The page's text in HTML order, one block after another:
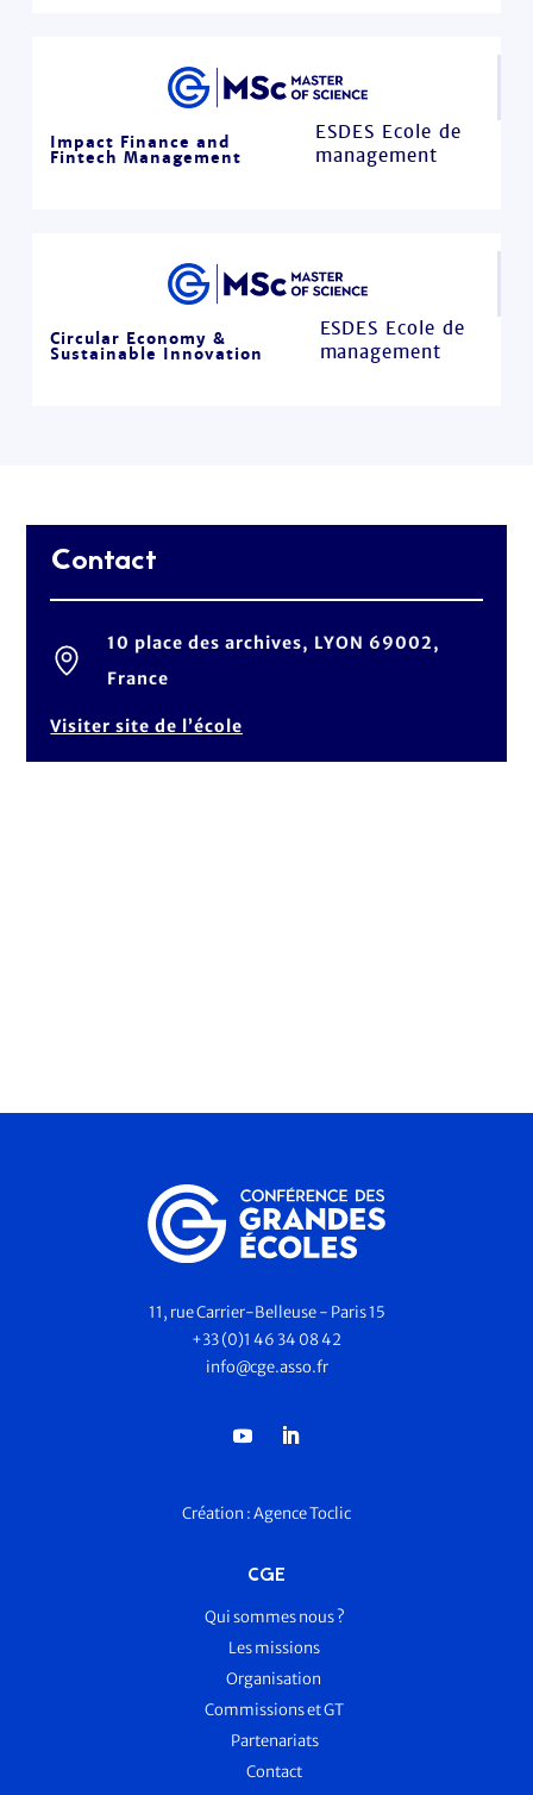
Impact Finance and
Fintech Management
ESDES Ecole de
management
Circular Economy &
Sustainable Innovation
ESDES Ecole de
management
Contact
10 place des archives, LYON 69002,
France
Visiter site de l’école
11, rue Carrier-Belleuse - Paris 15
+33 (0)1 46 34 08 42
info@cge.asso.fr
Création :Agence Toclic
CGE
Qui sommes nous ?
Les missions
Organisation
Commissions et GT
Partenariats
Contact